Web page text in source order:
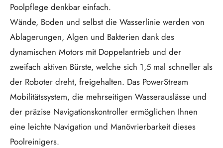
Poolpflege denkbar einfach.
Wände, Boden und selbst die Wasserlinie werden von
Ablagerungen, Algen und Bakterien dank des
dynamischen Motors mit Doppelantrieb und der
zweifach aktiven Bürste, welche sich 1,5 mal schneller als
der Roboter dreht, freigehalten. Das PowerStream
Mobilitätssystem, die mehrseitigen Wasserauslässe und
der präzise Navigationskontroller ermöglichen Ihnen
eine leichte Navigation und Manövrierbarkeit dieses
Poolreinigers.